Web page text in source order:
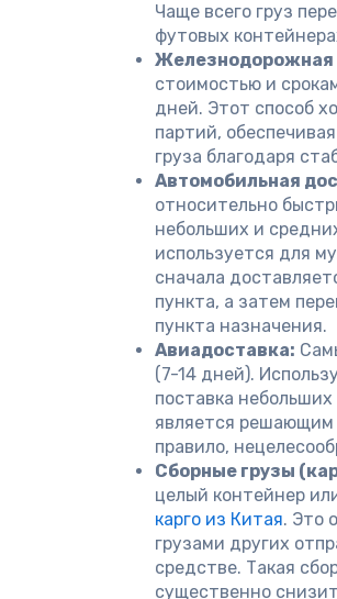
Чаще всего груз
футовых
Железнодорожная
стоимостью и
дней. Этот способ
партий,
груза благодаря
Автомобильная
относительно
небольших и
используется для
сначала
пункта, а затем
пункта назначения.
Авиадоставка:
(7-14 дней).
поставка
является решающим
правило,
Сборные грузы
целый контейнер
карго из Китая. Это
грузами других
средстве. Такая
существенно